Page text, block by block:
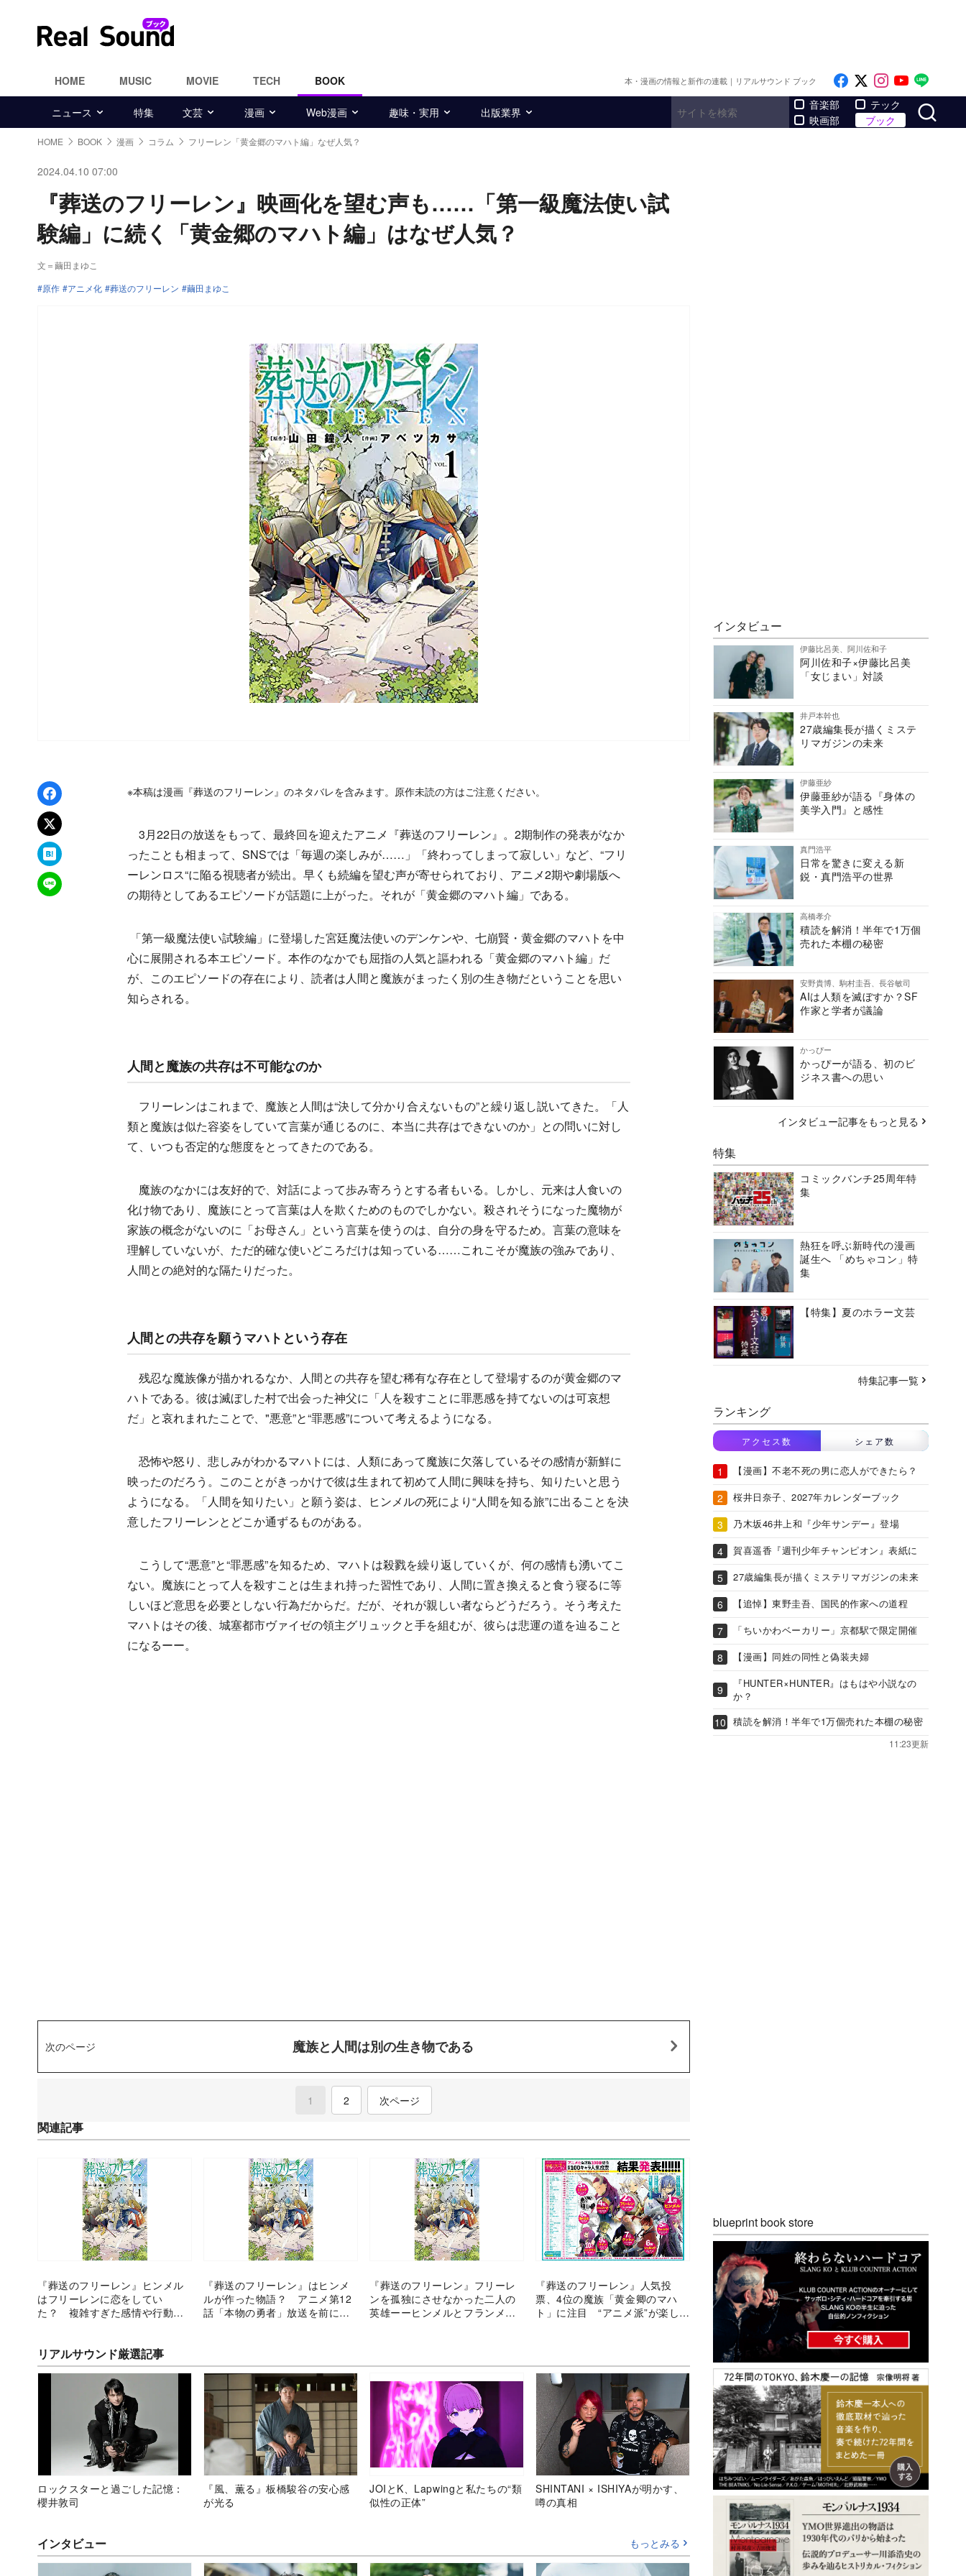
HOME MUSIC MOVIE TECH BOOK 本・漫画の情報と新作の連載｜リアルサウンド ブック Like on Facebook
Follow on x
Follow on
Follow
ニュース 特集 文芸 漫画 Web漫画 趣味・実用 出版業界
音楽部
映画部
テック
ブック
HOME BOOK 漫画 コラム フリーレン「黄金郷のマハト編」なぜ人気？
2024.04.10 07:00
『葬送のフリーレン』映画化を望む声も……「第一級魔法使い試
験編」に続く「黄金郷のマハト編」はなぜ人気？
文＝繭田まゆこ
原作
アニメ化 葬送のフリーレン 繭田まゆこ
Facebookでシェア
xでポスト
はてなブックマーク
LINEで送る
※本稿は漫画『葬送のフリーレン』のネタバレを含みます。原作未読の方はご注意ください。
3月22日の放送をもって、最終回を迎えたアニメ『葬送のフリーレン』。2期制作の発表がなか
ったことも相まって、SNSでは「毎週の楽しみが……」「終わってしまって寂しい」など、“フリ
ーレンロス“に陥る視聴者が続出。早くも続編を望む声が寄せられており、アニメ2期や劇場版へ
の期待としてあるエピソードが話題に上がった。それが「黄金郷のマハト編」である。
「第一級魔法使い試験編」に登場した宮廷魔法使いのデンケンや、七崩賢・黄金郷のマハトを中
心に展開される本エピソード。本作のなかでも屈指の人気と謳われる「黄金郷のマハト編」だ
が、このエピソードの存在により、読者は人間と魔族がまったく別の生き物だということを思い
知らされる。
人間と魔族の共存は不可能なのか
フリーレンはこれまで、魔族と人間は“決して分かり合えないもの”と繰り返し説いてきた。「人
類と魔族は似た容姿をしていて言葉が通じるのに、本当に共存はできないのか」との問いに対し
て、いつも否定的な態度をとってきたのである。
魔族のなかには友好的で、対話によって歩み寄ろうとする者もいる。しかし、元来は人食いの
化け物であり、魔族にとって言葉は人を欺くためのものでしかない。殺されそうになった魔物が
家族の概念がないのに「お母さん」という言葉を使うのは、自分の身を守るため。言葉の意味を
理解していないが、ただ的確な使いどころだけは知っている……これこそが魔族の強みであり、
人間との絶対的な隔たりだった。
人間との共存を願うマハトという存在
残忍な魔族像が描かれるなか、人間との共存を望む稀有な存在として登場するのが黄金郷のマ
ハトである。彼は滅ぼした村で出会った神父に「人を殺すことに罪悪感を持てないのは可哀想
だ」と哀れまれたことで、"悪意”と“罪悪感”について考えるようになる。
恐怖や怒り、悲しみがわかるマハトには、人類にあって魔族に欠落しているその感情が新鮮に
映ったのだろう。このことがきっかけで彼は生まれて初めて人間に興味を持ち、知りたいと思う
ようになる。「人間を知りたい」と願う姿は、ヒンメルの死により“人間を知る旅”に出ることを決
意したフリーレンとどこか通ずるものがある。
こうして“悪意”と“罪悪感”を知るため、マハトは殺戮を繰り返していくが、何の感情も湧いてこ
ない。魔族にとって人を殺すことは生まれ持った習性であり、人間に置き換えると食う寝るに等
しいほど意思を必要としない行為だからだ。だが、それが親しい者ならどうだろう。そう考えた
マハトはその後、城塞都市ヴァイゼの領主グリュックと手を組むが、彼らは悲運の道を辿ること
になるーー。
次のページ 魔族と人間は別の生き物である
1 (current)
2 次ページ
関連記事
『葬送のフリーレン』ヒンメル
はフリーレンに恋をしてい
た？ 複雑すぎた感情や行動か
『葬送のフリーレン』はヒンメ
ルが作った物語？ アニメ第12
話「本物の勇者」放送を前にそ
『葬送のフリーレン』フリーレ
ンを孤独にさせなかった二人の
英雄ーーヒンメルとフランメが
『葬送のフリーレン』人気投
票、4位の魔族「黄金卿のマハ
ト」に注目 “アニメ派”が楽しみ
リアルサウンド厳選記事
ロックスターと過ごした記憶：
櫻井敦司
『風、薫る』板橋駿谷の安心感
が光る
JOIとK、Lapwingと私たちの“類
似性の正体”
SHINTANI × ISHIYAが明かす、
噂の真相
インタビュー もっとみる
インタビュー
伊藤比呂美、阿川佐和子
阿川佐和子×伊藤比呂美
「女じまい」対談
井戸本幹也
27歳編集長が描くミステ
リマガジンの未来
伊藤亜紗
伊藤亜紗が語る『身体の
美学入門』と感性
真門浩平
日常を驚きに変える新
鋭・真門浩平の世界
高橋孝介
積読を解消！半年で1万個
売れた本棚の秘密
安野貴博、駒村圭吾、長谷敏司
AIは人類を滅ぼすか？SF
作家と学者が議論
かっぴー
かっぴーが語る、初のビ
ジネス書への思い
インタビュー記事をもっと見る
特集
コミックバンチ25周年特
集
熱狂を呼ぶ新時代の漫画
誕生へ 「めちゃコン」特
集
【特集】夏のホラー文芸
特集記事一覧
ランキング
アクセス数 シェア数
【漫画】不老不死の男に恋人ができたら？
桜井日奈子、2027年カレンダーブック
乃木坂46井上和『少年サンデー』登場
賀喜遥香『週刊少年チャンピオン』表紙に
27歳編集長が描くミステリマガジンの未来
【追悼】東野圭吾、国民的作家への道程
「ちいかわベーカリー」京都駅で限定開催
【漫画】同姓の同性と偽装夫婦
『HUNTER×HUNTER』はもはや小説なの
か？
積読を解消！半年で1万個売れた本棚の秘密
11:23更新
blueprint book store